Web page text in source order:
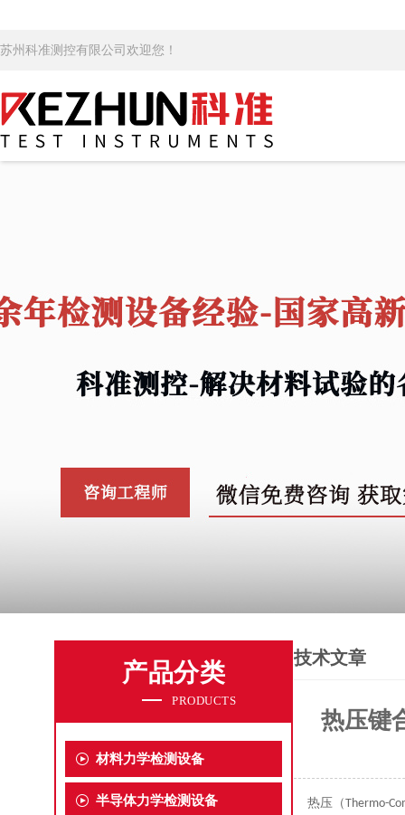
苏州科准测控有限公司欢迎您！
产品分类
PRODUCTS
材料力学检测设备
半导体力学检测设备
技术文章
热压键
热压（Thermo-